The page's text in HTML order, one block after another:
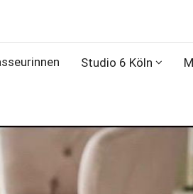
Studio 6 Köln